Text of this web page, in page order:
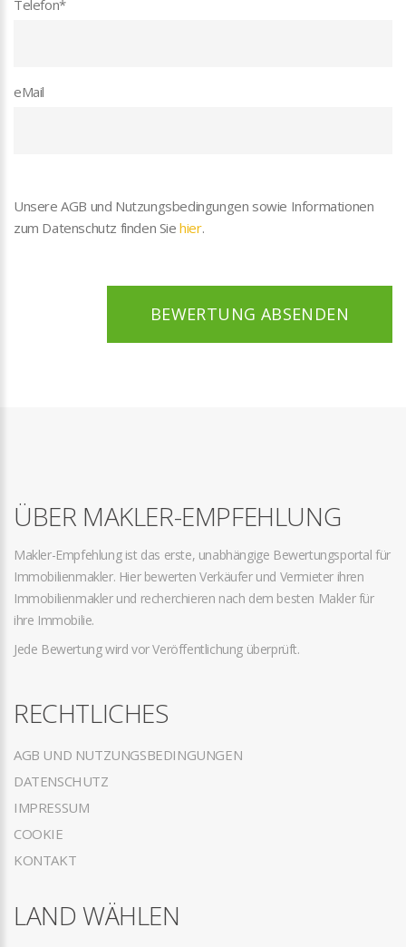
Telefon*
eMail
Unsere AGB und Nutzungsbedingungen sowie Informationen
zum Datenschutz finden Siehier.
BEWERTUNG ABSENDEN
ÜBER MAKLER-EMPFEHLUNG
Makler-Empfehlung ist das erste, unabhängige Bewertungsportal für
Immobilienmakler. Hier bewerten Verkäufer und Vermieter ihren
Immobilienmakler und recherchieren nach dem besten Makler für
ihre Immobilie.
Jede Bewertung wird vor Veröffentlichung überprüft.
RECHTLICHES
AGB UND NUTZUNGSBEDINGUNGEN
DATENSCHUTZ
IMPRESSUM
COOKIE
KONTAKT
LAND WÄHLEN